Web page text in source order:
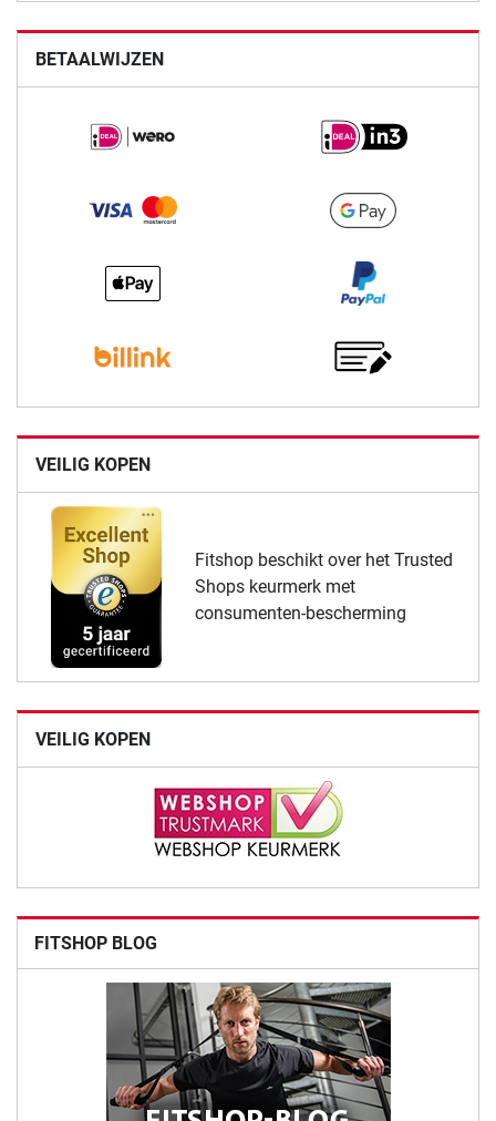
BETAALWIJZEN
VEILIG KOPEN
Fitshop beschikt over het Trusted
Shops keurmerk met
consumenten-bescherming
VEILIG KOPEN
FITSHOP BLOG